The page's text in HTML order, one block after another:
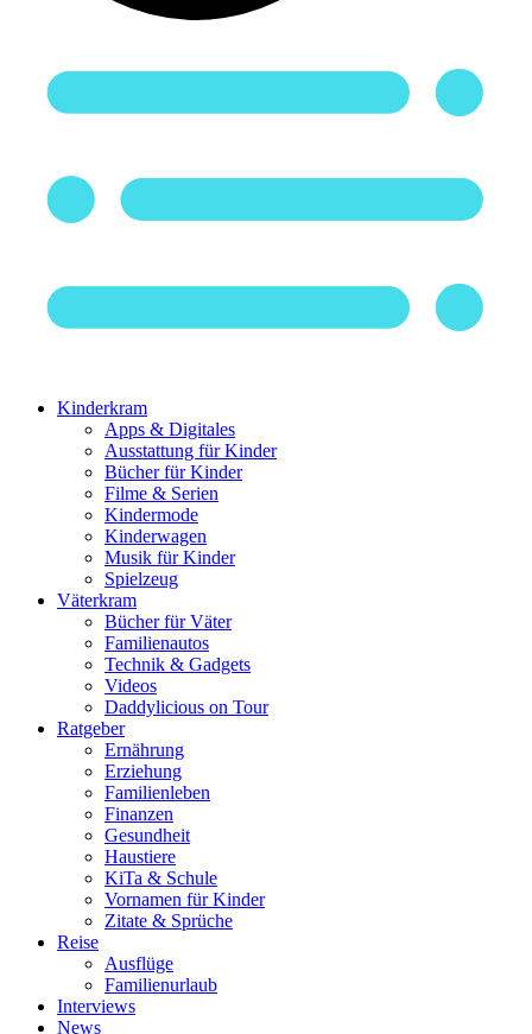
Kinderkram
Apps & Digitales
Ausstattung für Kinder
Bücher für Kinder
Filme & Serien
Kindermode
Kinderwagen
Musik für Kinder
Spielzeug
Väterkram
Bücher für Väter
Familienautos
Technik & Gadgets
Videos
Daddylicious on Tour
Ratgeber
Ernährung
Erziehung
Familienleben
Finanzen
Gesundheit
Haustiere
KiTa & Schule
Vornamen für Kinder
Zitate & Sprüche
Reise
Ausflüge
Familienurlaub
Interviews
News